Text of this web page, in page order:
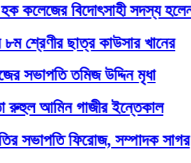
বিদোৎসাহী সদস্য হলেন
ছাত্র কাউসার খানের
তমিজ উদ্দিন মৃধা
আমিন গাজীর ইন্তেকাল
ফিরোজ, সম্পাদক সাগর